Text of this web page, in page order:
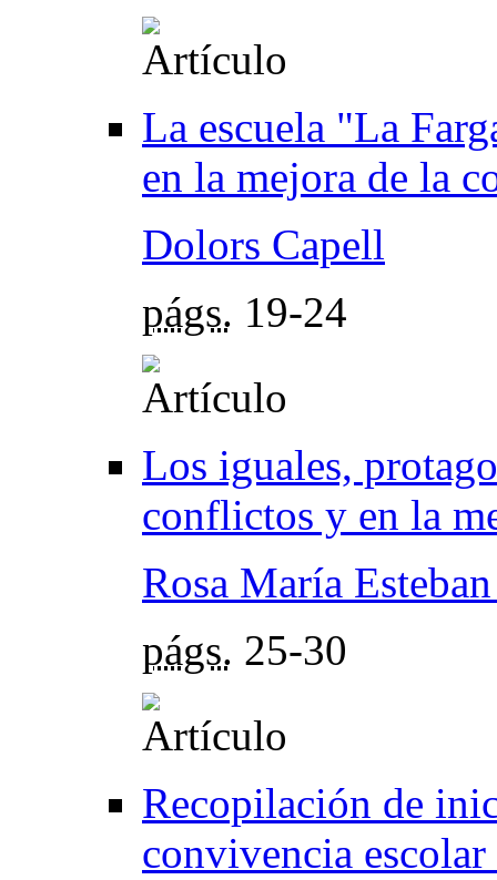
La escuela "La
en la mejora de la
Dolors Capell
págs. 19-24
Los iguales,
conflictos y en la
Rosa María
págs. 25-30
Recopilación de
convivencia